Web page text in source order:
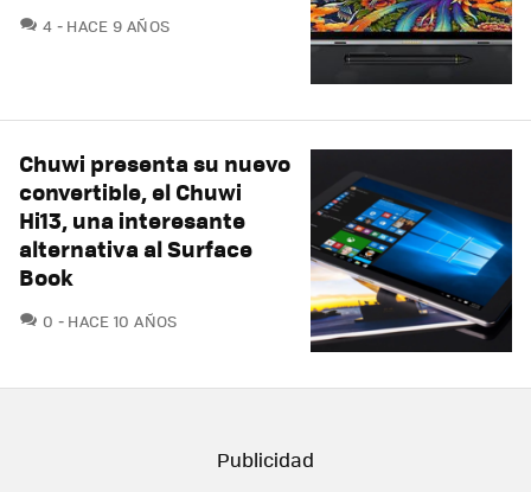
4 COMENTARIOS
HACE 9 AÑOS
Chuwi presenta su nuevo
convertible, el Chuwi
Hi13, una interesante
alternativa al Surface
Book
0 COMENTARIOS
HACE 10 AÑOS